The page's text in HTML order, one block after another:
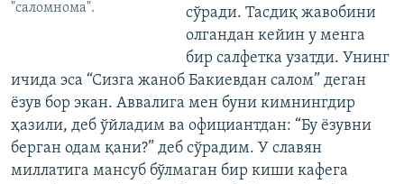
"саломнома".
сўради. Тасдиқ жавобини
олгандан кейин у менга
бир салфетка узатди. Унинг
ичида эса “Сизга жаноб Бакиевдан салом” деган
ёзув бор экан. Аввалига мен буни кимнингдир
ҳазили, деб ўйладим ва официантдан: “Бу ёзувни
берган одам қани?” деб сўрадим. У славян
миллатига мансуб бўлмаган бир киши кафега